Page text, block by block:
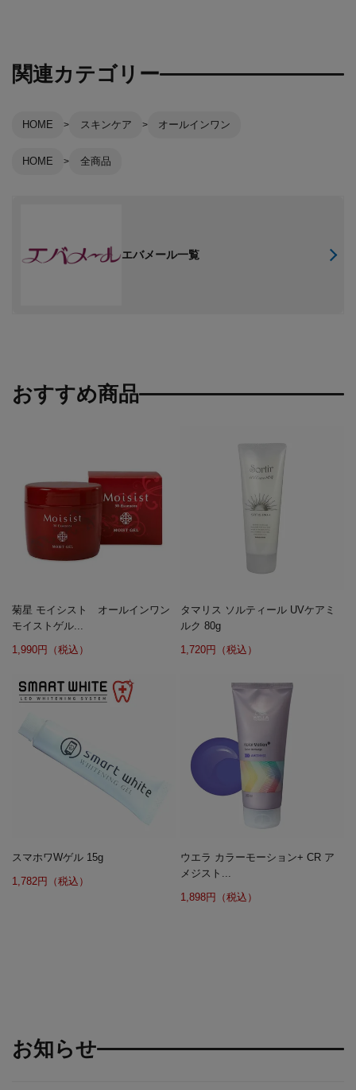
関連カテゴリー
HOME スキンケア オールインワン
HOME 全商品
エバメール一覧
おすすめ商品
菊星 モイシスト オールインワン
モイストゲル...
1,990円（税込）
タマリス ソルティール UVケアミ
ルク 80g
1,720円（税込）
スマホワWゲル 15g
1,782円（税込）
ウエラ カラーモーション+ CR ア
メジスト...
1,898円（税込）
お知らせ